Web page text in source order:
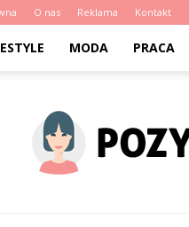
O nas Reklama Kontakt
MODA PRACA